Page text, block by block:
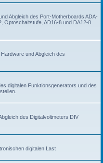
Abgleich des Port-Motherboards ADA-
Optoschaltstufe, AD16-8 und DA12-8
und Abgleich des
digitalen Funktionsgenerators und des
des Digitalvoltmeters DIV
digitalen Last